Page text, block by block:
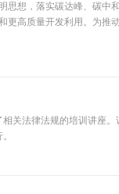
思想，落实碳达峰、碳中
更高质量开发利用。为推
关法律法规的培训讲座。